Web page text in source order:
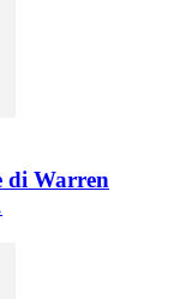
di Warren